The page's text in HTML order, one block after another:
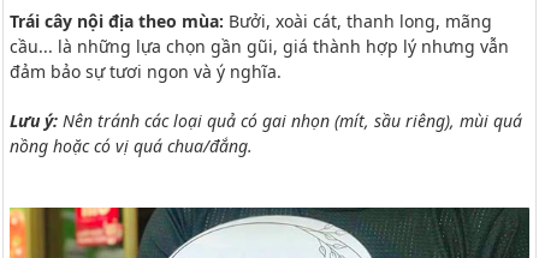
Trái cây nội địa theo mùa: Bưởi, xoài cát, thanh long, mãng
cầu... là những lựa chọn gần gũi, giá thành hợp lý nhưng vẫn
đảm bảo sự tươi ngon và ý nghĩa.
Lưu ý: Nên tránh các loại quả có gai nhọn (mít, sầu riêng), mùi quá
nồng hoặc có vị quá chua/đắng.